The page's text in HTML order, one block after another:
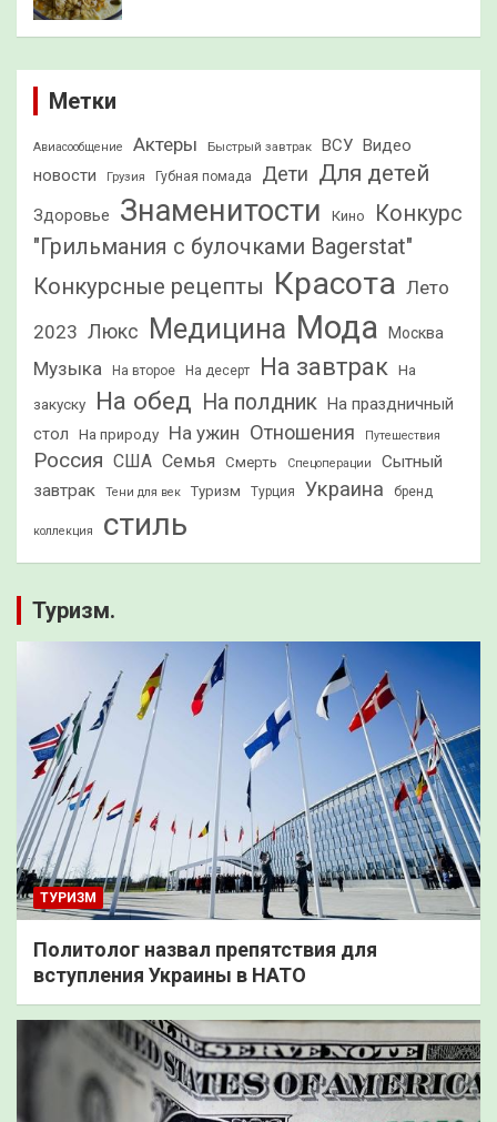
Метки
Авиасообщение Актеры Быстрый завтрак ВСУ Видео
новости
Грузия Губная помада Дети Для детей
Здоровье Знаменитости Кино
Конкурс
"Грильмания с булочками Bagerstat"
Конкурсные рецепты Красота Лето
2023 Люкс Медицина Мода Москва
Музыка На второе На десерт На завтрак На
закуску На обед На полдник На праздничный
стол
На природу На ужин Отношения Путешествия
Россия США Семья Смерть Спецоперации
Сытный
завтрак
Тени для век Туризм Турция Украина бренд
коллекция стиль
Туризм.
ТУРИЗМ
Политолог назвал препятствия для
вступления Украины в НАТО